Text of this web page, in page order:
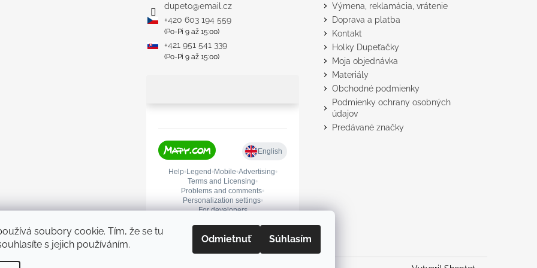
soubory cookie. Tím, že se tu
s jejich používáním.
Odmietnuť Súhlasím
dupeto@email.cz
+420 603 194 559
(Po-Pi 9 až 15:00)
+421 951 541 339
(Po-Pi 9 až 15:00)
Výmena, reklamácia, vrátenie
Doprava a platba
Kontakt
Holky Dupeťačky
Moja objednávka
Materiály
Obchodné podmienky
Podmienky ochrany osobných
údajov
Predávané značky